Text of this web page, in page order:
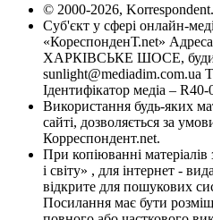
© 2000-2026,
Суб'єкт у сфері онлайн-
«КореспонденТ.net»
ХАРКІВСЬКЕ ШОСЕ,
sunlight@mediadim.com.ua
Ідентифікатор медіа –
Використання будь-яких
сайті, дозволяється за
Корреспондент.net.
При копіюванні
і світу» , для інтернет -
відкрите для пошукових
Посилання має бути